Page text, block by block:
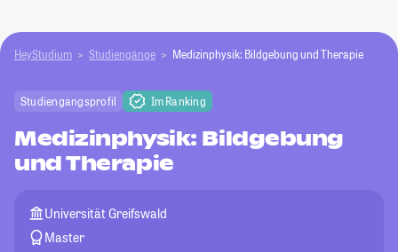
HeyStudium Studiengänge Medizinphysik: Bildgebung und Therapie
Studiengangsprofil Im Ranking
Medizinphysik: Bildgebung
und Therapie
Universität Greifswald
Master